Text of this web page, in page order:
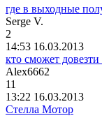
где в выходные
Serge V.
2
14:53 16.03.2013
кто сможет
Alex6662
11
13:22 16.03.2013
Стелла Мотор